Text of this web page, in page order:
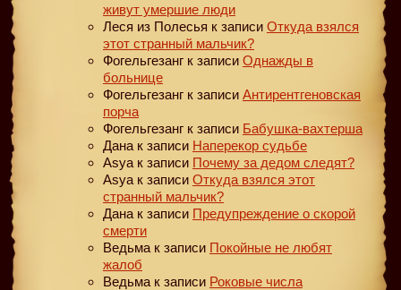
живут умершие люди
Леся из Полесья к записи Откуда взялся
этот странный мальчик?
Фогельгезанг к записи Однажды в
больнице
Фогельгезанг к записи Антирентгеновская
порча
Фогельгезанг к записи Бабушка-вахтерша
Дана к записи Наперекор судьбе
Asya к записи Почему за дедом следят?
Asya к записи Откуда взялся этот
странный мальчик?
Дана к записи Предупреждение о скорой
смерти
Ведьма к записи Покойные не любят
жалоб
Ведьма к записи Роковые числа